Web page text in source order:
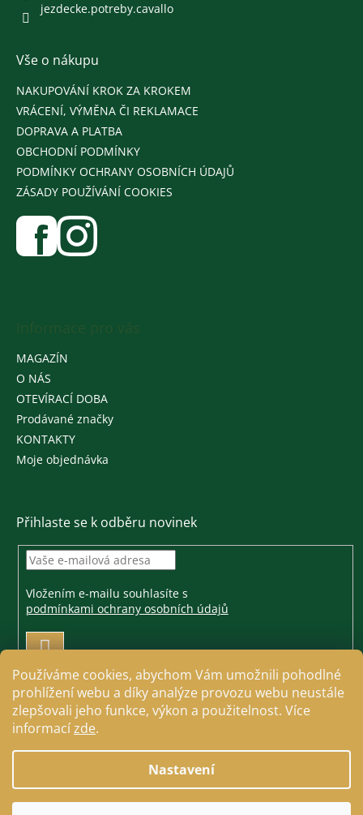
Používáme cookies, abychom Vám umožnili pohodlné
prohlížení webu a díky analýze provozu webu neustále
zlepšovali jeho funkce, výkon a použitelnost. Více
informacízde.
Nastavení
jezdecke.potreby.cavallo
Vše o nákupu
NAKUPOVÁNÍ KROK ZA KROKEM
VRÁCENÍ, VÝMĚNA ČI REKLAMACE
DOPRAVA A PLATBA
OBCHODNÍ PODMÍNKY
PODMÍNKY OCHRANY OSOBNÍCH ÚDAJŮ
ZÁSADY POUŽÍVÁNÍ COOKIES
MAGAZÍN
O NÁS
OTEVÍRACÍ DOBA
Prodávané značky
KONTAKTY
Moje objednávka
Přihlaste se k odběru novinek
Vložením e-mailu souhlasíte s
podmínkami ochrany osobních údajů
PŘIHLÁSIT
Copyright 2026Jezdecké a farmářské potřeby Cavallo.